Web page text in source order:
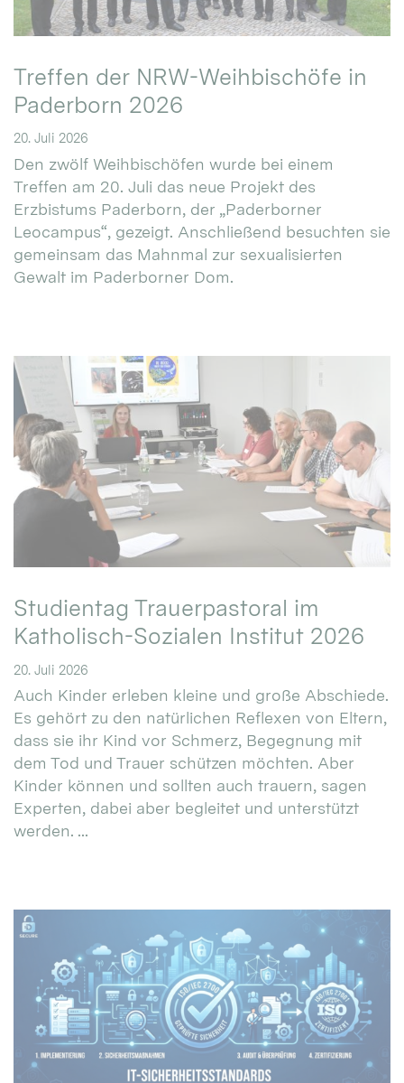
Treffen der NRW-Weihbischöfe in
Paderborn 2026
20. Juli 2026
Den zwölf Weihbischöfen wurde bei einem
Treffen am 20. Juli das neue Projekt des
Erzbistums Paderborn, der „Paderborner
Leocampus“, gezeigt. Anschließend besuchten sie
gemeinsam das Mahnmal zur sexualisierten
Gewalt im Paderborner Dom.
Studientag Trauerpastoral im
Katholisch-Sozialen Institut 2026
20. Juli 2026
Auch Kinder erleben kleine und große Abschiede.
Es gehört zu den natürlichen Reflexen von Eltern,
dass sie ihr Kind vor Schmerz, Begegnung mit
dem Tod und Trauer schützen möchten. Aber
Kinder können und sollten auch trauern, sagen
Experten, dabei aber begleitet und unterstützt
werden. ...